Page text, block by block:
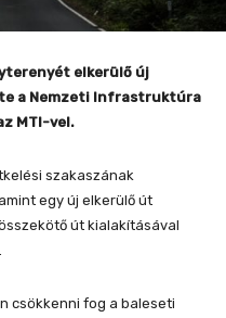
elkerülő új
a Nemzeti Infrastruktúra
MTI-vel.
szakaszának
egy új elkerülő út
út kialakításával
csökkenni fog a baleseti